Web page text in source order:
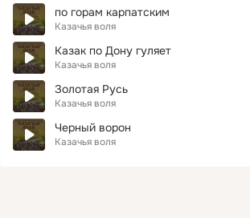
по горам карпатским
Казачья воля
Казак по Дону гуляет
Казачья воля
Золотая Русь
Казачья воля
Черный ворон
Казачья воля